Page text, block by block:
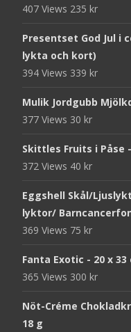
407 Views 235 kr
Presentset God Jul i
lykta och kort)
394 Views 339 kr
Mulik Jordgubb
377 Views 30 kr
Skittles Fruits i Påse
372 Views 40 kr
Eggshell Skål/
lyktor/
369 Views 75 kr
Fanta Exotic - 20 x 33
365 Views 300 kr
Nöt-Créme
18 g